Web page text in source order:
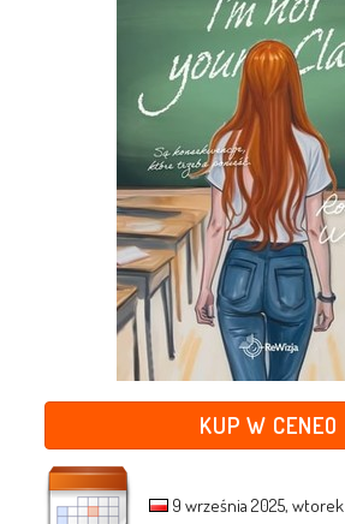
KUP W CENEO
9 września 2025, wtorek